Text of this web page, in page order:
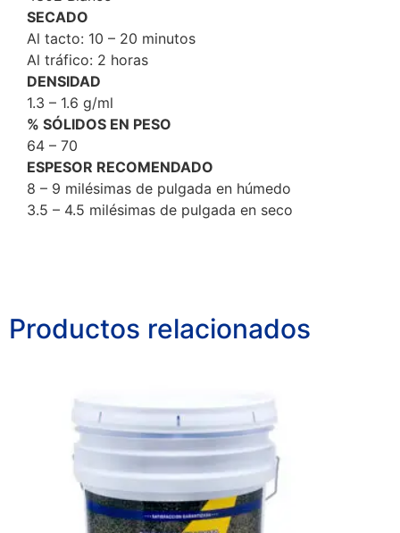
SECADO
Al tacto: 10 – 20 minutos
Al tráfico: 2 horas
DENSIDAD
1.3 – 1.6 g/ml
% SÓLIDOS EN PESO
64 – 70
ESPESOR RECOMENDADO
8 – 9 milésimas de pulgada en húmedo
3.5 – 4.5 milésimas de pulgada en seco
Productos relacionados